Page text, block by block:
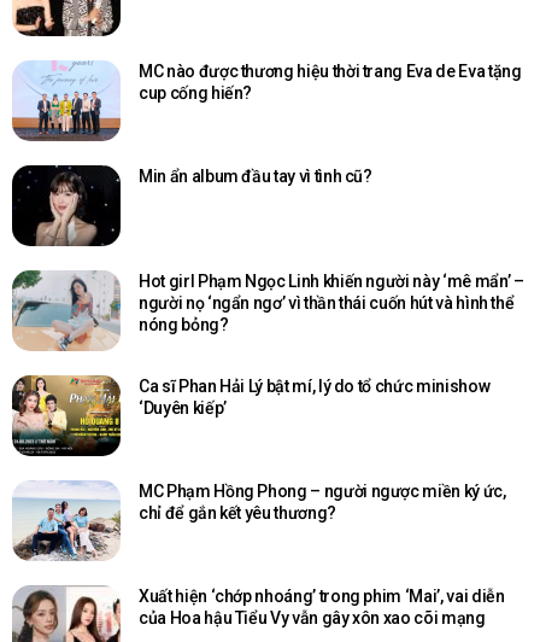
MC nào được thương hiệu thời trang Eva de Eva tặng
cup cống hiến?
Min ẩn album đầu tay vì tình cũ?
Hot girl Phạm Ngọc Linh khiến người này ‘mê mẩn’ –
người nọ ‘ngẩn ngơ’ vì thần thái cuốn hút và hình thể
nóng bỏng?
Ca sĩ Phan Hải Lý bật mí, lý do tổ chức minishow
‘Duyên kiếp’
MC Phạm Hồng Phong – người ngược miền ký ức,
chỉ để gắn kết yêu thương?
Xuất hiện ‘chớp nhoáng’ trong phim ‘Mai’, vai diễn
của Hoa hậu Tiểu Vy vẫn gây xôn xao cõi mạng